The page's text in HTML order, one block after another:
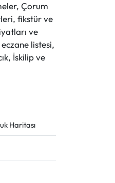
Çorum
fikstür ve
ve
listesi,
İskilip ve
Haritası